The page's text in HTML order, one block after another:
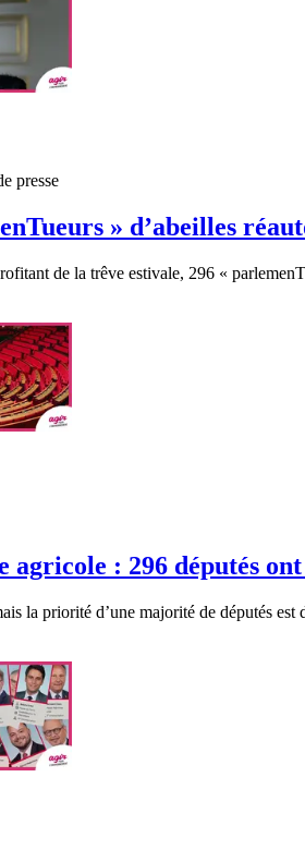
presse
» d’abeilles
de la trêve estivale, 296 «
agricole : 296 députés
la priorité d’une majorité de députés